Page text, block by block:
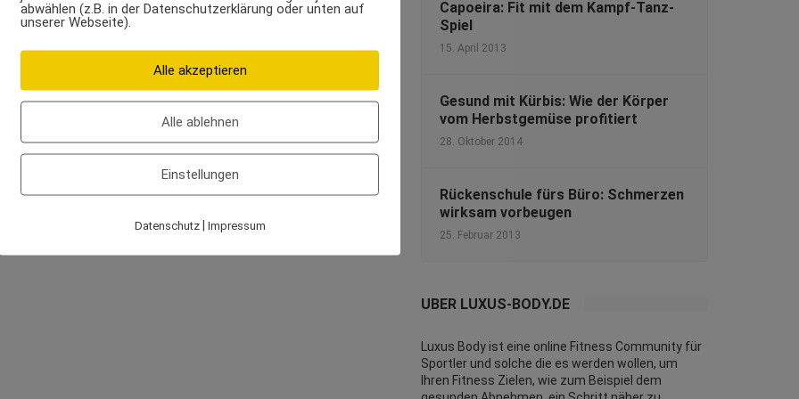
Comment Like
Capoeira: Fit mit dem Kampf-Tanz-
Spiel
15. April 2013
Gesund mit Kürbis: Wie der Körper
vom Herbstgemüse profitiert
28. Oktober 2014
Rückenschule fürs Büro: Schmerzen
wirksam vorbeugen
25. Februar 2013
ÜBER LUXUS-BODY.DE
Luxus Body ist eine online Fitness Community für
Sportler und solche die es werden wollen, um
Ihren Fitness Zielen, wie zum Beispiel dem
abwählen (z.B. in der Datenschutzerklärung oder unten auf
unserer Webseite).
Alle akzeptieren
Alle ablehnen
Einstellungen
Datenschutz| Impressum